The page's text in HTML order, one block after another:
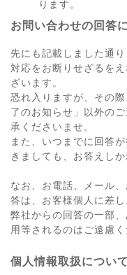
ります。
お問い合わせの回答
先にも記載しました通
対応をお断りせざるを
ざいます。
恐れ入りますが、その
了のお知らせ」以外の
承くださいませ。
また、いつまでに回答
きましても、お答えしか
なお、お電話、メール
答は、お客様個人に差し
弊社からの回答の一部
用等されるのはご遠慮く
個人情報取扱について